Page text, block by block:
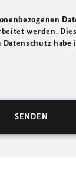
werden.
habe